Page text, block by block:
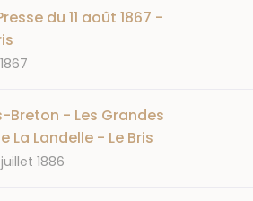
du 11 août 1867 -
Breton - Les Grandes
La Landelle - Le Bris
juillet 1886